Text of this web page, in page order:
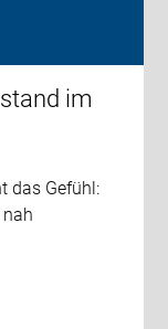
im
das Gefühl: